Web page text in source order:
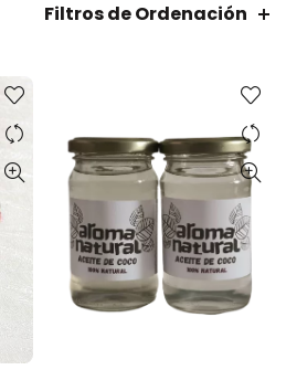
Filtros de Ordenación